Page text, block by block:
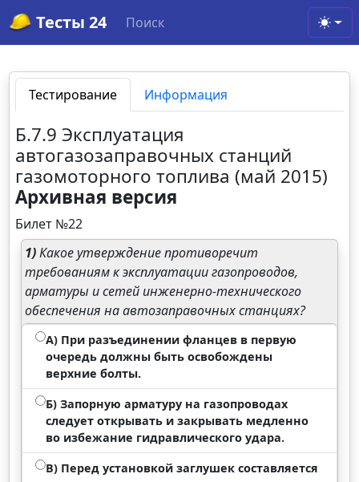
Тесты 24 Поиск
Тестирование Информация
Б.7.9 Эксплуатация
автогазозаправочных станций
газомоторного топлива (май 2015)
Архивная версия
Билет №22
1)Какое утверждение противоречит
требованиям к эксплуатации газопроводов,
арматуры и сетей инженерно-технического
обеспечения на автозаправочных станциях?
А) При разъединении фланцев в первую
очередь должны быть освобождены
верхние болты.
Б) Запорную арматуру на газопроводах
следует открывать и закрывать медленно
во избежание гидравлического удара.
В) Перед установкой заглушек составляется